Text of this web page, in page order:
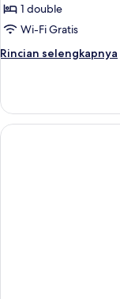
Superior
(Second
Third
1 double
Wi-Fi Gratis
Rincian selengkapnya
Rincian
Kamar
Double
Superior